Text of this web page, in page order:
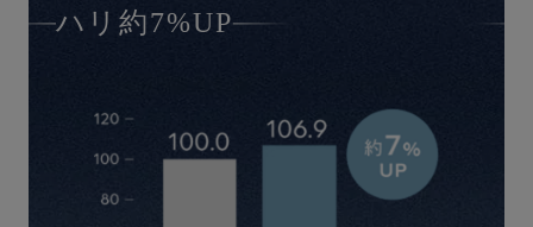
ハリ約7%UP